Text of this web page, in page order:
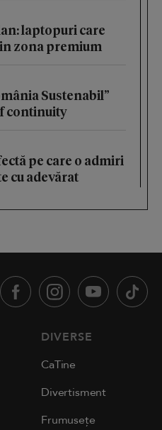
laptopuri care
zona premium
Sustenabil”
continuity
pe care o admiri
cu adevărat
DIVERSE
CaTine
Divertisment
Frumusețe